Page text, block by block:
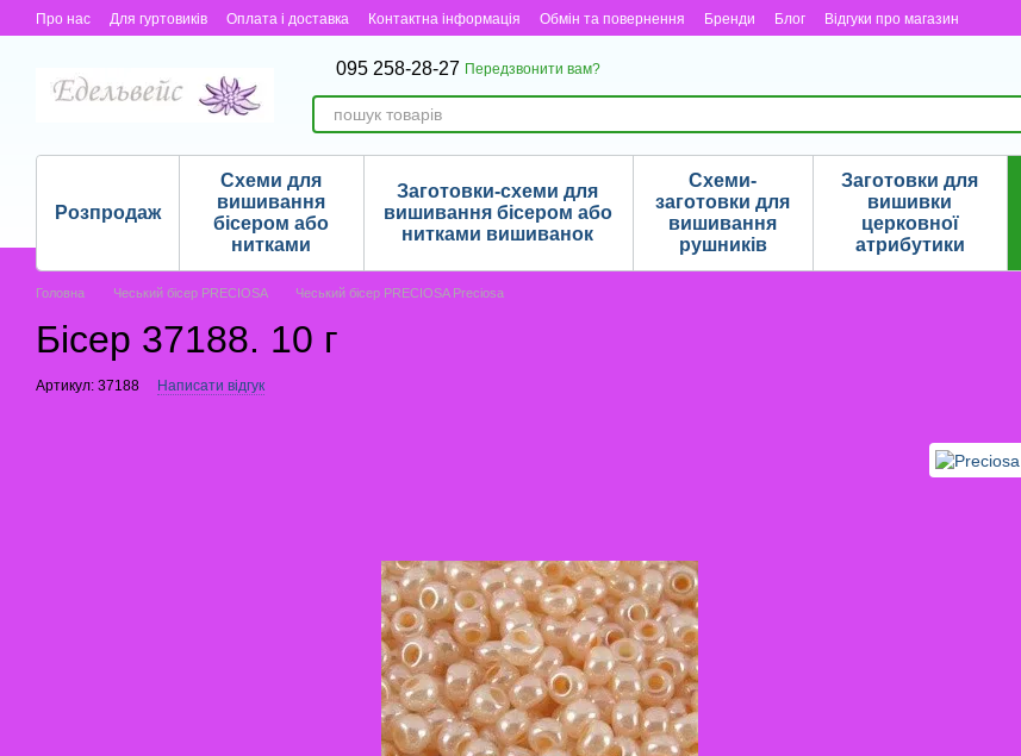
Перейти до основного контенту
Про нас Для гуртовиків Оплата і доставка Контактна інформація Обмін та повернення Бренди Блог Відгуки про магазин
095 258-28-27 Передзвонити вам?
Розпродаж
Схеми для
вишивання
бісером або
нитками
Заготовки-схеми для
вишивання бісером або
нитками вишиванок
Схеми-
заготовки для
вишивання
рушників
Заготовки для
вишивки
церковної
атрибутики
Головна Чеський бісер PRECIOSA Чеський бісер PRECIOSA Preciosa
Бісер 37188. 10 г
Артикул: 37188 Написати відгук